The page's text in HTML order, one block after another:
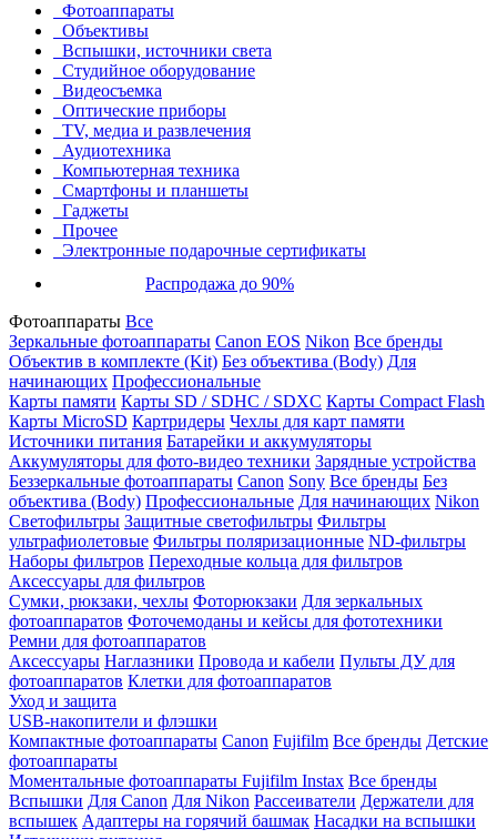
Фотоаппараты
Объективы
Вспышки, источники света
Студийное оборудование
Видеосъемка
Оптические приборы
TV, медиа и развлечения
Аудиотехника
Компьютерная техника
Смартфоны и планшеты
Гаджеты
Прочее
Электронные подарочные сертификаты
Распродажа до 90%
Фотоаппараты Все
Зеркальные фотоаппараты Canon EOS Nikon Все бренды
Объектив в комплекте (Kit) Без объектива (Body) Для
начинающих Профессиональные
Карты памяти Карты SD / SDHC / SDXC Карты Compact Flash
Карты MicroSD Картридеры Чехлы для карт памяти
Источники питания Батарейки и аккумуляторы
Аккумуляторы для фото-видео техники Зарядные устройства
Беззеркальные фотоаппараты Canon Sony Все бренды Без
объектива (Body) Профессиональные Для начинающих Nikon
Светофильтры Защитные светофильтры Фильтры
ультрафиолетовые Фильтры поляризационные ND-фильтры
Наборы фильтров Переходные кольца для фильтров
Аксессуары для фильтров
Сумки, рюкзаки, чехлы Фоторюкзаки Для зеркальных
фотоаппаратов Фоточемоданы и кейсы для фототехники
Ремни для фотоаппаратов
Аксессуары Наглазники Провода и кабели Пульты ДУ для
фотоаппаратов Клетки для фотоаппаратов
Уход и защита
USB-накопители и флэшки
Компактные фотоаппараты Canon Fujifilm Все бренды Детские
фотоаппараты
Моментальные фотоаппараты Fujifilm Instax Все бренды
Вспышки Для Canon Для Nikon Рассеиватели Держатели для
вспышек Адаптеры на горячий башмак Насадки на вспышки